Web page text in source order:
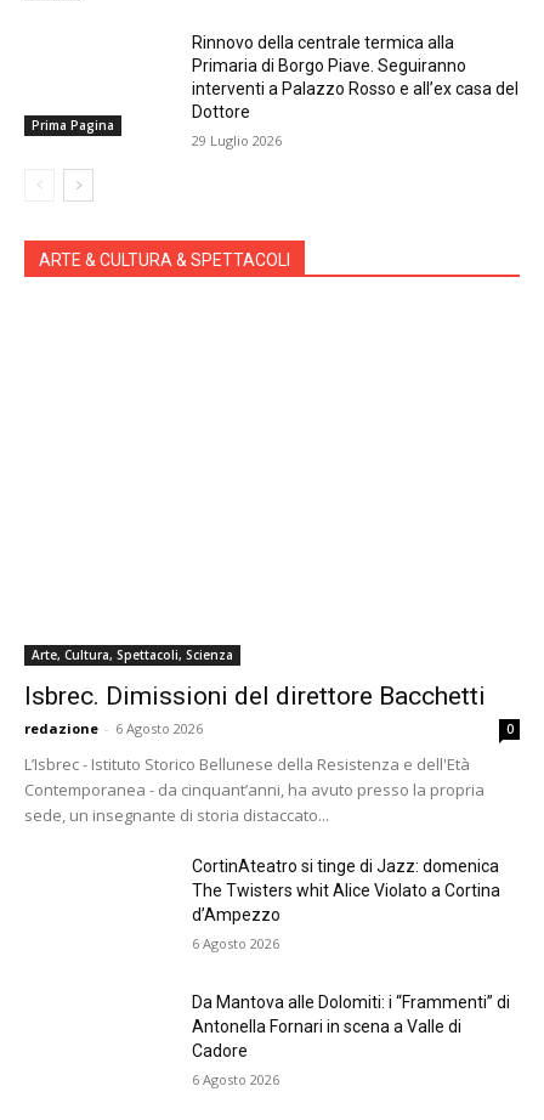
Prima Pagina
Rinnovo della centrale termica alla
Primaria di Borgo Piave. Seguiranno
interventi a Palazzo Rosso e all’ex casa del
Dottore
29 Luglio 2026
ARTE & CULTURA & SPETTACOLI
Arte, Cultura, Spettacoli, Scienza
Isbrec. Dimissioni del direttore Bacchetti
redazione - 6 Agosto 2026 0
L’Isbrec - Istituto Storico Bellunese della Resistenza e dell'Età
Contemporanea - da cinquant’anni, ha avuto presso la propria
sede, un insegnante di storia distaccato...
CortinAteatro si tinge di Jazz: domenica
The Twisters whit Alice Violato a Cortina
d’Ampezzo
6 Agosto 2026
Da Mantova alle Dolomiti: i “Frammenti” di
Antonella Fornari in scena a Valle di
Cadore
6 Agosto 2026